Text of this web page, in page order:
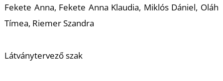
Fekete Anna, Fekete Anna Klaudia, Miklós Dániel, Oláh
Tímea, Riemer Szandra
Látványtervező szak